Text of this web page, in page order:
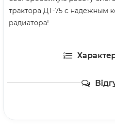
трактора ДТ-75 с надежным
радиатора!